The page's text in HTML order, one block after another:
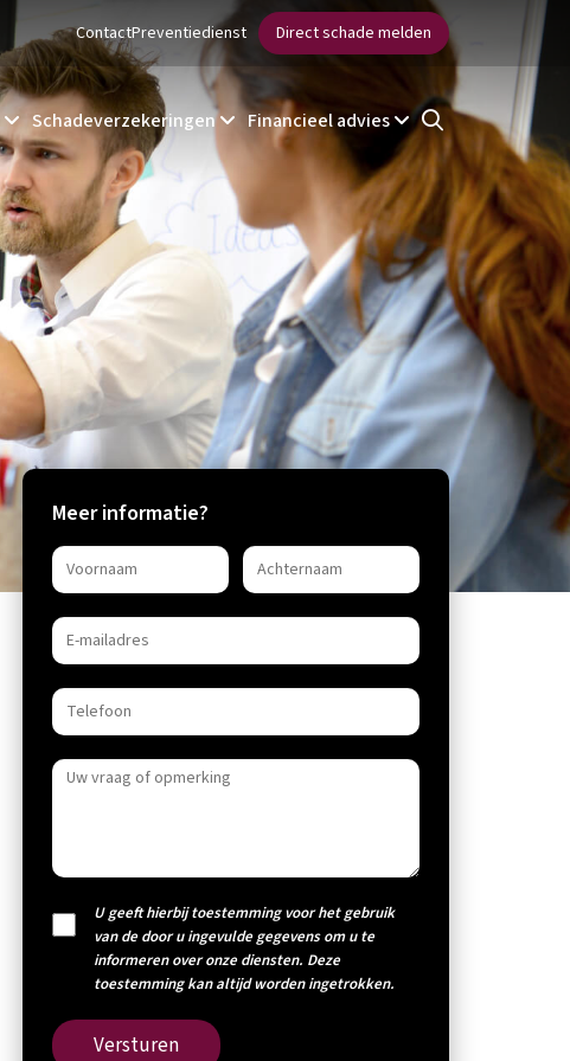
ContactPreventiedienst Direct schade melden
Schadeverzekeringen Financieel advies
Meer informatie?
U geeft hierbij toestemming voor het gebruik
van de door u ingevulde gegevens om u te
informeren over onze diensten. Deze
toestemming kan altijd worden ingetrokken.
Versturen